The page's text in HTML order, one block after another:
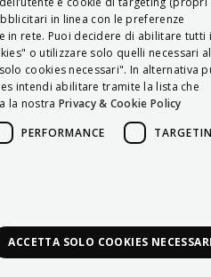
ENGLISH
FRENCH
HUNGARIAN
DEUTSCH
POLSKI
in linea con le preferenze
in rete. Puoi decidere di abilitare tutti i
o utilizzare solo quelli necessari al
cookies necessari". In alternativa
intendi abilitare tramite la lista che
la nostra Privacy & Cookie Policy
PERFORMANCE
ACCETTA SOLO COOKIES